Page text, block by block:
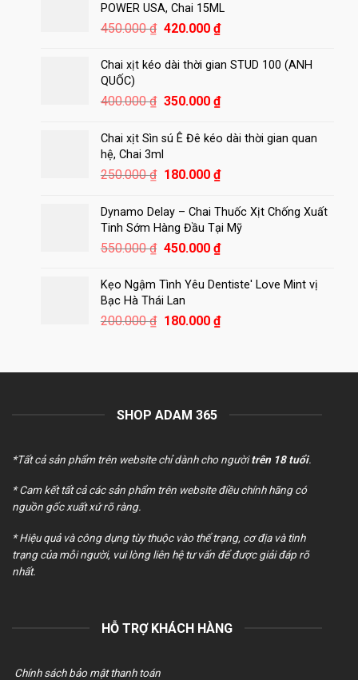
POWER USA, Chai 15ML
450.000₫ Giá
là:
420.000 ₫Giá
tại
420.000 ₫.
Chai xịt kéo dài thời gian STUD 100 (ANH
QUỐC)
400.000₫ Giá
là:
400.000 ₫.
350.000 ₫Giá
tại
350.000 ₫.
Chai xịt Sìn sú Ê Đê kéo dài thời gian quan
hệ, Chai 3ml
250.000₫ Giá
là:
250.000 ₫.
180.000 ₫Giá
tại
là:
180.000 ₫.
Dynamo Delay – Chai Thuốc Xịt Chống Xuất
Tinh Sớm Hàng Đầu Tại Mỹ
550.000₫ Giá
là:
550.000 ₫.
450.000 ₫Giá
tại
450.000 ₫.
Kẹo Ngậm Tình Yêu Dentiste' Love Mint vị
Bạc Hà Thái Lan
200.000₫ Giá
200.000 ₫.
180.000 ₫Giá
là:
SHOP ADAM 365
*Tất cả sản phẩm trên website chỉ dành cho ngườitrên 18 tuổi.
* Cam kết tất cả các sản phẩm trên website điều chính hãng có
nguồn gốc xuất xứ rõ ràng.
* Hiệu quả và công dụng tùy thuộc vào thể trạng, cơ địa và tình
trạng của mỗi người, vui lòng liên hệ tư vấn để được giải đáp rõ
nhất.
HỖ TRỢ KHÁCH HÀNG
Chính sách bảo mật thanh toán